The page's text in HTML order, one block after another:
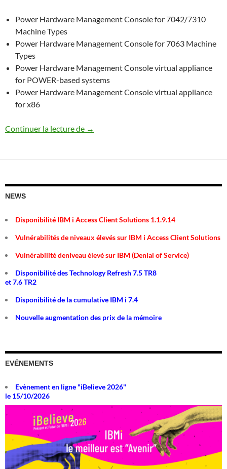
Power Hardware Management Console for 7042/7310
Machine Types
Power Hardware Management Console for 7063 Machine
Types
Power Hardware Management Console virtual appliance
for POWER-based systems
Power Hardware Management Console virtual appliance
for x86
Continuer la lecture de Les différentes HMC
→
NEWS
Disponibilité IBM i Access Client Solutions 1.1.9.14
Vulnérabilités de niveaux élevés sur IBM i Access Client Solutions
Vulnérabilité deniveau élevé sur IBM (Denial of Service)
Disponibilité des Technology Refresh 7.5 TR8
et 7.6 TR2
Disponibilité de la cumulative IBM i 7.4
Nouvelle augmentation des prix de la mémoire
EVÉNEMENTS
Evènement en ligne "iBelieve 2026"
le 15/10/2026